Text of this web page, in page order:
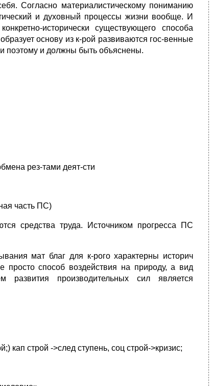
Согласно материалистическому пониманию
и духовный процессы жизни вообще. И
исторически существующего способа
основу из к-рой развиваются гос-венные
поэтому и должны быть объяснены.
рез-тами деят-сти
часть ПС)
средства труда. Источником прогресса ПС
мат благ для к-рого характерны историч
способ воздействия на природу, а вид
производительных сил является
кап строй ->след ступень, соц строй->кризис;